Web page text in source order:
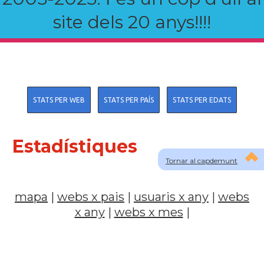
site dels 20 anys!!!!
Tornar al capdemunt
STATS PER WEB STATS PER PAÍS STATS PER EDATS
Estadístiques
mapa | webs x pais | usuaris x any | webs
x any| webs x mes |